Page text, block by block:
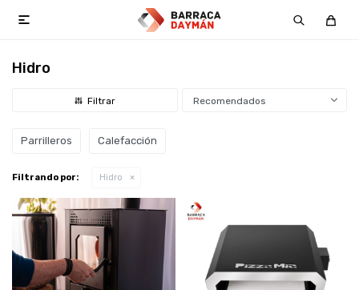

Hidro
Recomendados
Parrilleros Calefacción
Filtrando por: Hidro